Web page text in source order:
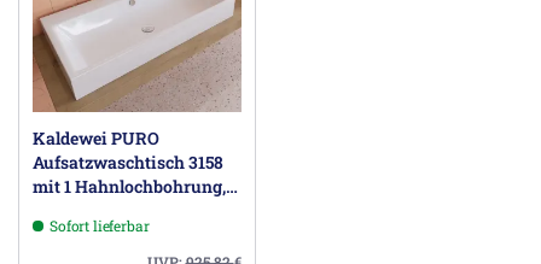
Kaldewei PURO
Aufsatzwaschtisch 3158
mit 1 Hahnlochbohrung,
Sofort lieferbar